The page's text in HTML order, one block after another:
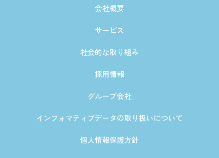
会社概要
サービス
社会的な取り組み
採用情報
グループ会社
インフォマティブデータの取り扱いについて
個人情報保護方針